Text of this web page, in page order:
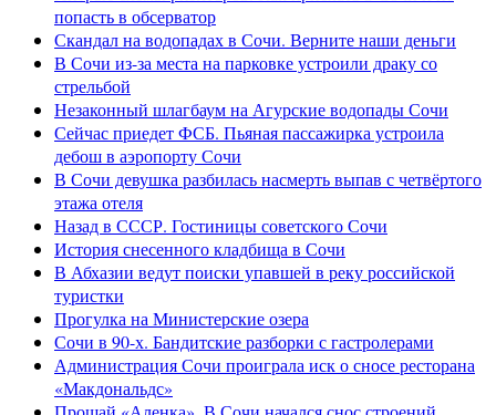
попасть в обсерватор
Скандал на водопадах в Сочи. Верните наши деньги
В Сочи из-за места на парковке устроили драку со
стрельбой
Незаконный шлагбаум на Агурские водопады Сочи
Сейчас приедет ФСБ. Пьяная пассажирка устроила
дебош в аэропорту Сочи
В Сочи девушка разбилась насмерть выпав с четвёртого
этажа отеля
Назад в СССР. Гостиницы советского Сочи
История снесенного кладбища в Сочи
В Абхазии ведут поиски упавшей в реку российской
туристки
Прогулка на Министерские озера
Сочи в 90-х. Бандитские разборки с гастролерами
Администрация Сочи проиграла иск о сносе ресторана
«Макдональдс»